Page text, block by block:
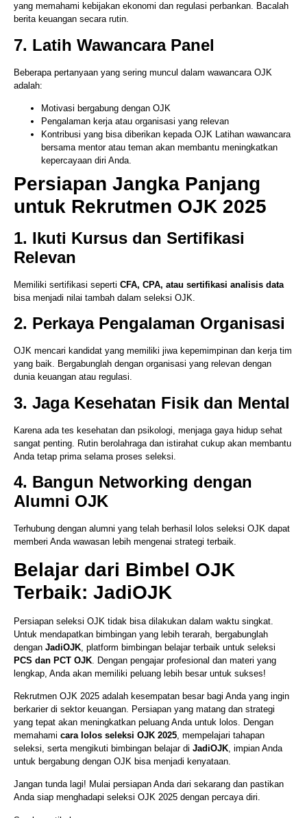
yang memahami kebijakan ekonomi dan regulasi perbankan. Bacalah
berita keuangan secara rutin.
7. Latih Wawancara Panel
Beberapa pertanyaan yang sering muncul dalam wawancara OJK
adalah:
Motivasi bergabung dengan OJK
Pengalaman kerja atau organisasi yang relevan
Kontribusi yang bisa diberikan kepada OJK Latihan wawancara
bersama mentor atau teman akan membantu meningkatkan
kepercayaan diri Anda.
Persiapan Jangka Panjang
untuk Rekrutmen OJK 2025
1. Ikuti Kursus dan Sertifikasi
Relevan
Memiliki sertifikasi seperti CFA, CPA, atau sertifikasi analisis data
bisa menjadi nilai tambah dalam seleksi OJK.
2. Perkaya Pengalaman Organisasi
OJK mencari kandidat yang memiliki jiwa kepemimpinan dan kerja tim
yang baik. Bergabunglah dengan organisasi yang relevan dengan
dunia keuangan atau regulasi.
3. Jaga Kesehatan Fisik dan Mental
Karena ada tes kesehatan dan psikologi, menjaga gaya hidup sehat
sangat penting. Rutin berolahraga dan istirahat cukup akan membantu
Anda tetap prima selama proses seleksi.
4. Bangun Networking dengan
Alumni OJK
Terhubung dengan alumni yang telah berhasil lolos seleksi OJK dapat
memberi Anda wawasan lebih mengenai strategi terbaik.
Belajar dari Bimbel OJK
Terbaik: JadiOJK
Persiapan seleksi OJK tidak bisa dilakukan dalam waktu singkat.
Untuk mendapatkan bimbingan yang lebih terarah, bergabunglah
dengan JadiOJK , platform bimbingan belajar terbaik untuk seleksi
PCS dan PCT OJK . Dengan pengajar profesional dan materi yang
lengkap, Anda akan memiliki peluang lebih besar untuk sukses!
Rekrutmen OJK 2025 adalah kesempatan besar bagi Anda yang ingin
berkarier di sektor keuangan. Persiapan yang matang dan strategi
yang tepat akan meningkatkan peluang Anda untuk lolos. Dengan
memahami cara lolos seleksi OJK 2025, mempelajari tahapan
seleksi, serta mengikuti bimbingan belajar di JadiOJK, impian Anda
untuk bergabung dengan OJK bisa menjadi kenyataan.
Jangan tunda lagi! Mulai persiapan Anda dari sekarang dan pastikan
Anda siap menghadapi seleksi OJK 2025 dengan percaya diri.